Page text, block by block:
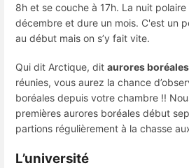
8h et se couche à 17h. La nuit
décembre et dure un mois. C'est un
au début mais on s’y fait vite.
Qui dit Arctique, dit aurores boréales
réunies, vous aurez la chance
boréales depuis votre chambre !!
premières aurores boréales début
partions régulièrement à la chasse
L’université